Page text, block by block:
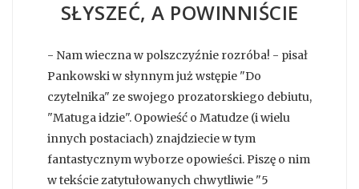
SŁYSZEĆ, A POWINNIŚCIE
- Nam wieczna w polszczyźnie rozróba! - pisał
Pankowski w słynnym już wstępie "Do
czytelnika" ze swojego prozatorskiego debiutu,
"Matuga idzie". Opowieść o Matudze (i wielu
innych postaciach) znajdziecie w tym
fantastycznym wyborze opowieści. Piszę o nim
w tekście zatytułowanych chwytliwie "5